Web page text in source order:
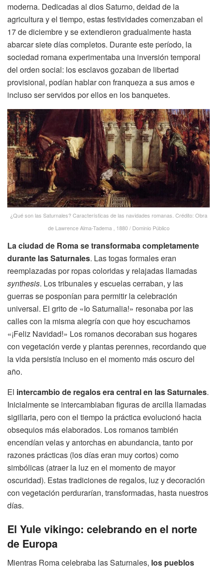
moderna. Dedicadas al dios Saturno, deidad de la
agricultura y el tiempo, estas festividades comenzaban el
17 de diciembre y se extendieron gradualmente hasta
abarcar siete días completos. Durante este período, la
sociedad romana experimentaba una inversión temporal
del orden social: los esclavos gozaban de libertad
provisional, podían hablar con franqueza a sus amos e
incluso ser servidos por ellos en los banquetes.
¿Qué son las Saturnales? Características de las navidades romanas. Crédito: Obra
de Lawrence Alma-Tadema , 1880 / Dominio Público
La ciudad de Roma se transformaba completamente
durante las Saturnales. Las togas formales eran
reemplazadas por ropas coloridas y relajadas llamadas
synthesis. Los tribunales y escuelas cerraban, y las
guerras se posponían para permitir la celebración
universal. El grito de «Io Saturnalia!» resonaba por las
calles con la misma alegría con que hoy escuchamos
«¡Feliz Navidad!» Los romanos decoraban sus hogares
con vegetación verde y plantas perennes, recordando que
la vida persistía incluso en el momento más oscuro del
año.
El intercambio de regalos era central en las Saturnales.
Inicialmente se intercambiaban figuras de arcilla llamadas
sigillaria, pero con el tiempo la práctica evolucionó hacia
obsequios más elaborados. Los romanos también
encendían velas y antorchas en abundancia, tanto por
razones prácticas (los días eran muy cortos) como
simbólicas (atraer la luz en el momento de mayor
oscuridad). Estas tradiciones de regalos, luz y decoración
con vegetación perdurarían, transformadas, hasta nuestros
días.
El Yule vikingo: celebrando en el norte
de Europa
Mientras Roma celebraba las Saturnales, los pueblos